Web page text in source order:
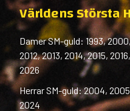
Världens Största
Damer SM-guld: 1993,
2012, 2013, 2014, 2015,
2026
Herrar SM-guld: 2004,
2024